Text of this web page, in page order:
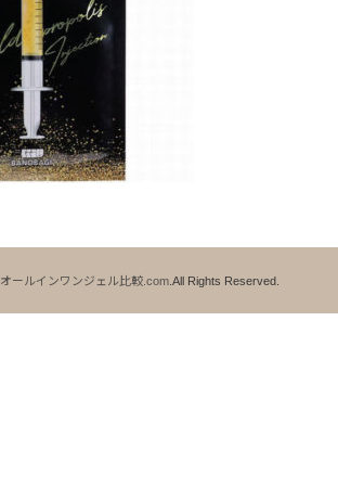
オールインワンジェル比較.com.All Rights Reserved.